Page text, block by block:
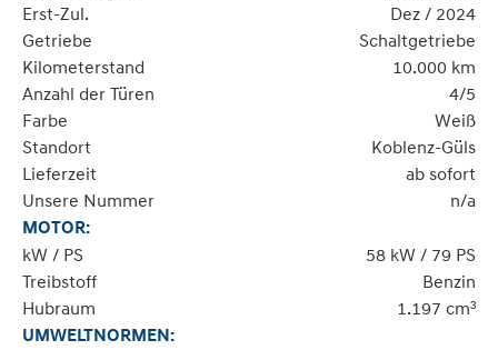
Erst-Zul.
Dez / 2024
Getriebe
Schaltgetriebe
Kilometerstand
10.000 km
Anzahl der Türen
4/5
Farbe
Weiß
Standort
Koblenz-Güls
Lieferzeit
ab sofort
Unsere Nummer
n/a
MOTOR:
kW / PS
58 kW / 79 PS
Treibstoff
Benzin
Hubraum
1.197 cm³
UMWELTNORMEN: